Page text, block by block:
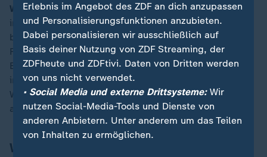
Weitsprung-Olympiasiegerin Malaika Mihambohat es
in der Qualifikation nach eigener Aussage "ein
bisschen zu spannend" gemacht. Nach zwei
Fehlversuchen schaffte die zweimalige Welt- und
Europameisterin mit dem letzten Sprung den Einzug
ins Finale am Donnerstag. Mihambo könnte die erste
Weitspringerin werden, die bei zwei
aufeinanderfolgenden Spielen Gold gewinnt.
Was heute noch bei Olympia ansteht
Erlebnis im Angebot des ZDF an dich anzupassen
und Personalisierungsfunktionen anzubieten.
Dabei personalisieren wir ausschließlich auf
Basis deiner Nutzung von ZDF Streaming, der
ZDFheute und ZDFtivi. Daten von Dritten werden
von uns nicht verwendet.
• Social Media und externe Drittsysteme:Wir
nutzen Social-Media-Tools und Dienste von
anderen Anbietern. Unter anderem um das Teilen
von Inhalten zu ermöglichen.